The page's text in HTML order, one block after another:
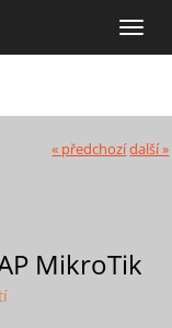
Toggle
« předchozídalší »
MikroTik